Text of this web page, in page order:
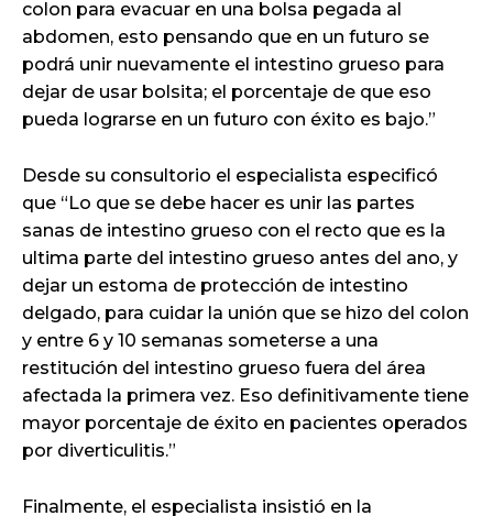
colon para evacuar en una bolsa pegada al
abdomen, esto pensando que en un futuro se
podrá unir nuevamente el intestino grueso para
dejar de usar bolsita; el porcentaje de que eso
pueda lograrse en un futuro con éxito es bajo.”
Desde su consultorio el especialista especificó
que “Lo que se debe hacer es unir las partes
sanas de intestino grueso con el recto que es la
ultima parte del intestino grueso antes del ano, y
dejar un estoma de protección de intestino
delgado, para cuidar la unión que se hizo del colon
y entre 6 y 10 semanas someterse a una
restitución del intestino grueso fuera del área
afectada la primera vez. Eso definitivamente tiene
mayor porcentaje de éxito en pacientes operados
por diverticulitis.”
Finalmente, el especialista insistió en la